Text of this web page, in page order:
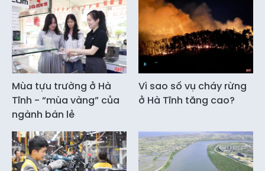
Mùa tựu trường ở Hà
Tĩnh - “mùa vàng” của
ngành bán lẻ
Vì sao số vụ cháy rừng
ở Hà Tĩnh tăng cao?